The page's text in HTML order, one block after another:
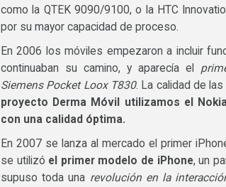
como la QTEK 9090/9100, o la HTC
por su mayor capacidad de proceso.
En 2006 los móviles empezaron a incluir
continuaban su camino, y aparecía el
Siemens Pocket Loox T830. La calidad de
proyecto Derma Móvil utilizamos el
con una calidad óptima.
En 2007 se lanza al mercado el primer
se utilizó el primer modelo de iPhone, un
supuso toda una revolución en la